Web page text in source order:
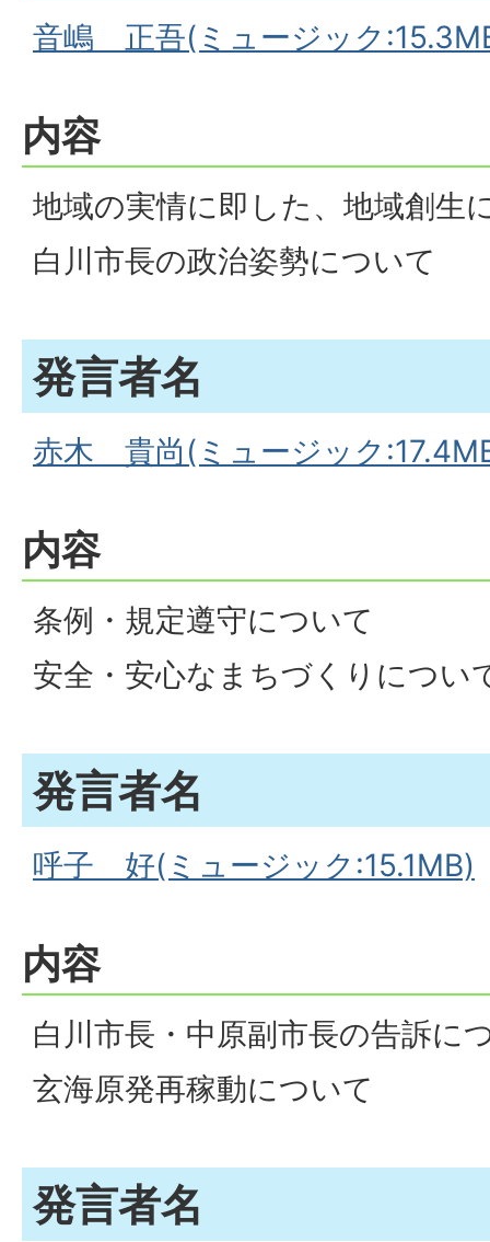
音嶋 正吾(ミュージック
内容
地域の実情に即した、地域創生
白川市長の政治姿勢について
発言者名
赤木 貴尚(ミュージック
内容
条例・規定遵守について
安全・安心なまちづくりについ
発言者名
呼子 好(ミュージック:15.1MB)
内容
白川市長・中原副市長の告訴に
玄海原発再稼動について
発言者名